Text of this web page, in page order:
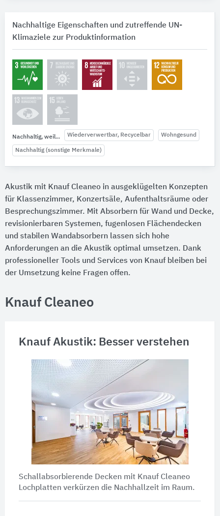
Nachhaltige Eigenschaften und zutreffende UN-
Klimaziele zur Produktinformation
Nachhaltig, weil... Wiederverwertbar, Recycelbar Wohngesund
Nachhaltig (sonstige Merkmale)
Akustik mit Knauf Cleaneo in ausgeklügelten Konzepten
für Klassenzimmer, Konzertsäle, Aufenthaltsräume oder
Besprechungszimmer. Mit Absorbern für Wand und Decke,
revisionierbaren Systemen, fugenlosen Flächendecken
und stabilen Wandabsorbern lassen sich hohe
Anforderungen an die Akustik optimal umsetzen. Dank
professioneller Tools und Services von Knauf bleiben bei
der Umsetzung keine Fragen offen.
Knauf Cleaneo
Knauf Akustik: Besser verstehen
Schallabsorbierende Decken mit Knauf Cleaneo
Lochplatten verkürzen die Nachhallzeit im Raum.